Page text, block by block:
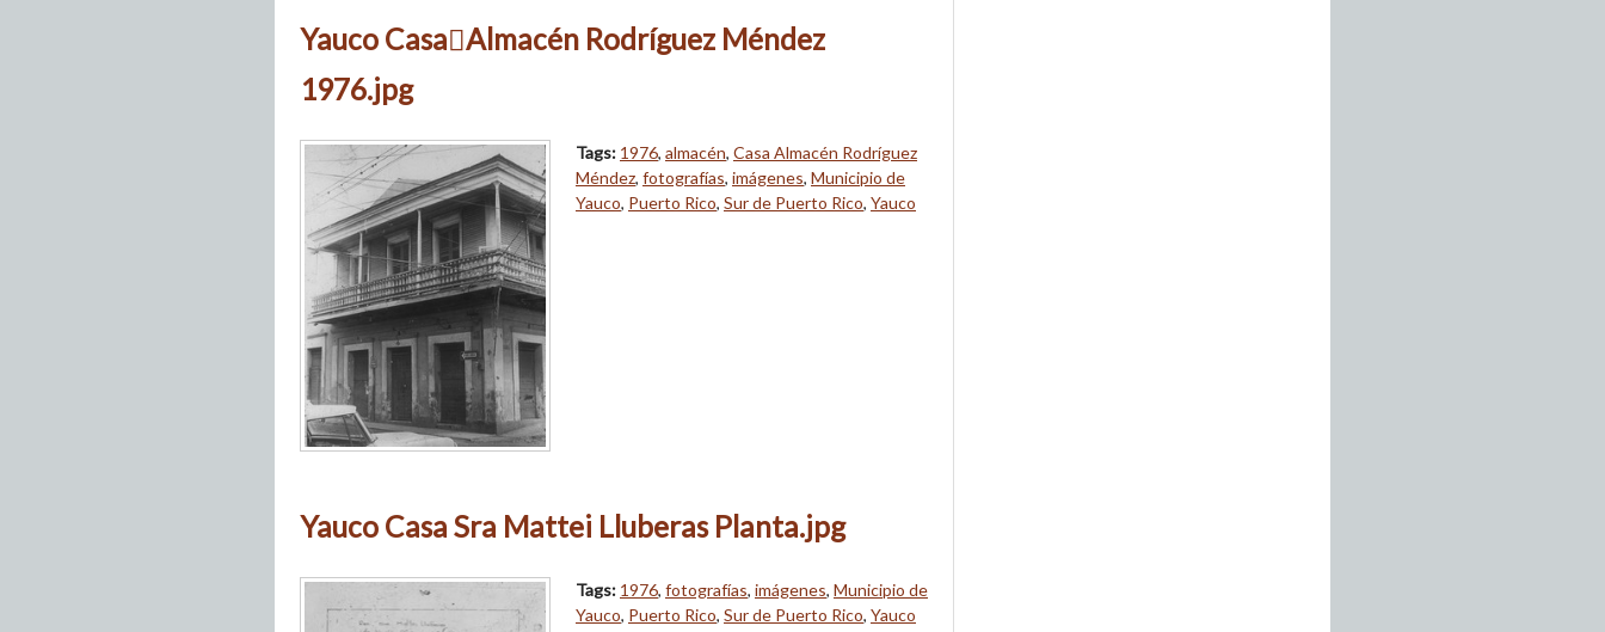
Yauco CasaAlmacén Rodríguez Méndez
1976.jpg
Tags: 1976, almacén, Casa Almacén Rodríguez
Méndez, fotografías, imágenes, Municipio de
Yauco, Puerto Rico, Sur de Puerto Rico, Yauco
Yauco Casa Sra Mattei Lluberas Planta.jpg
Tags: 1976, fotografías, imágenes, Municipio de
Yauco, Puerto Rico, Sur de Puerto Rico, Yauco